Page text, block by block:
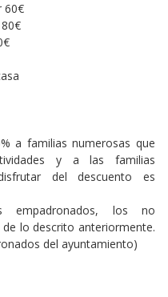
60€
a familias numerosas que
y a las familias
del descuento es
los no
lo descrito anteriormente.
del ayuntamiento)